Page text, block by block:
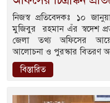
নিজস্ব প্রতিবেদকঃ ১০
মুজিবুর রহমান এঁর স্বদেশ
জেলা তথ্য অফিসের
আলোচনা ও পুরস্কার বিতরণ
বিস্তারিত